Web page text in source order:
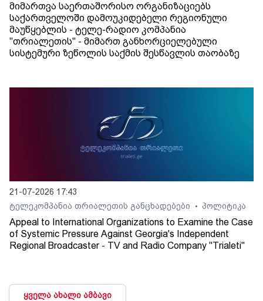
მიმართვა საერთაშორისო ორგანიზაციებს
საქართველოში დამოუკიდებელი რეგიონული
მაუწყებლის - ტელე-რადიო კომპანია
"თრიალეთის" - მიმართ განხორციელებული
სისტემური ზეწოლის საქმის შესწავლის თაობაზე
21-07-2026 17:43
ტელეკომპანია თრიალეთის განცხადებები
• პოლიტიკა
Appeal to International Organizations to Examine the Case
of Systemic Pressure Against Georgia's Independent
Regional Broadcaster - TV and Radio Company "Trialeti"
ყველა ახალი ამბავი